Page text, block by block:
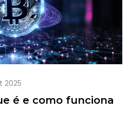
2025
é e como funciona